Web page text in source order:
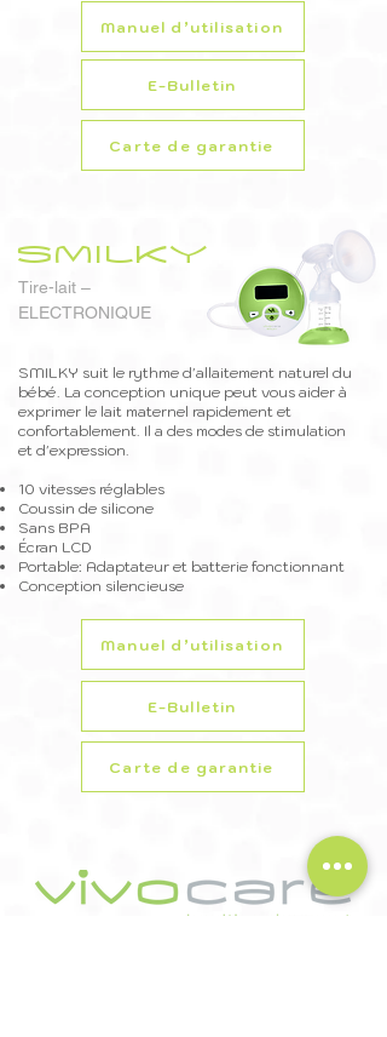
Manuel d’utilisation
E-Bulletin
Carte de garantie
Tire-lait –
ELECTRONIQUE
SMILKY
SMILKY suit le rythme d'allaitement naturel du
bébé. La conception unique peut vous aider à
exprimer le lait maternel rapidement et
confortablement. Il a des modes de stimulation
et d'expression.
10 vitesses réglables
Coussin de silicone
Sans BPA
Écran LCD
Portable: Adaptateur et batterie fonctionnant
Conception silencieuse
Manuel d’utilisation
E-Bulletin
Carte de garantie